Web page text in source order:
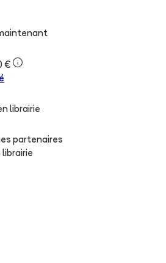
€
librairie
s partenaires